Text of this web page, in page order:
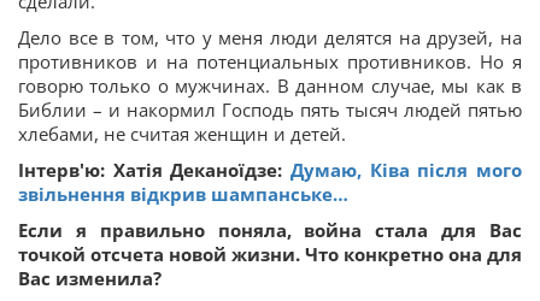
Дело все в том, что у меня люди делятся на друзей, на
противников и на потенциальных противников. Но я
говорю только о мужчинах. В данном случае, мы как в
Библии – и накормил Господь пять тысяч людей пятью
хлебами, не считая женщин и детей.
Інтерв'ю: Хатія Деканоїдзе: Думаю, Ківа після мого
звільнення відкрив шампанське…
Если я правильно поняла, война стала для Вас
точкой отсчета новой жизни. Что конкретно она для
Вас изменила?